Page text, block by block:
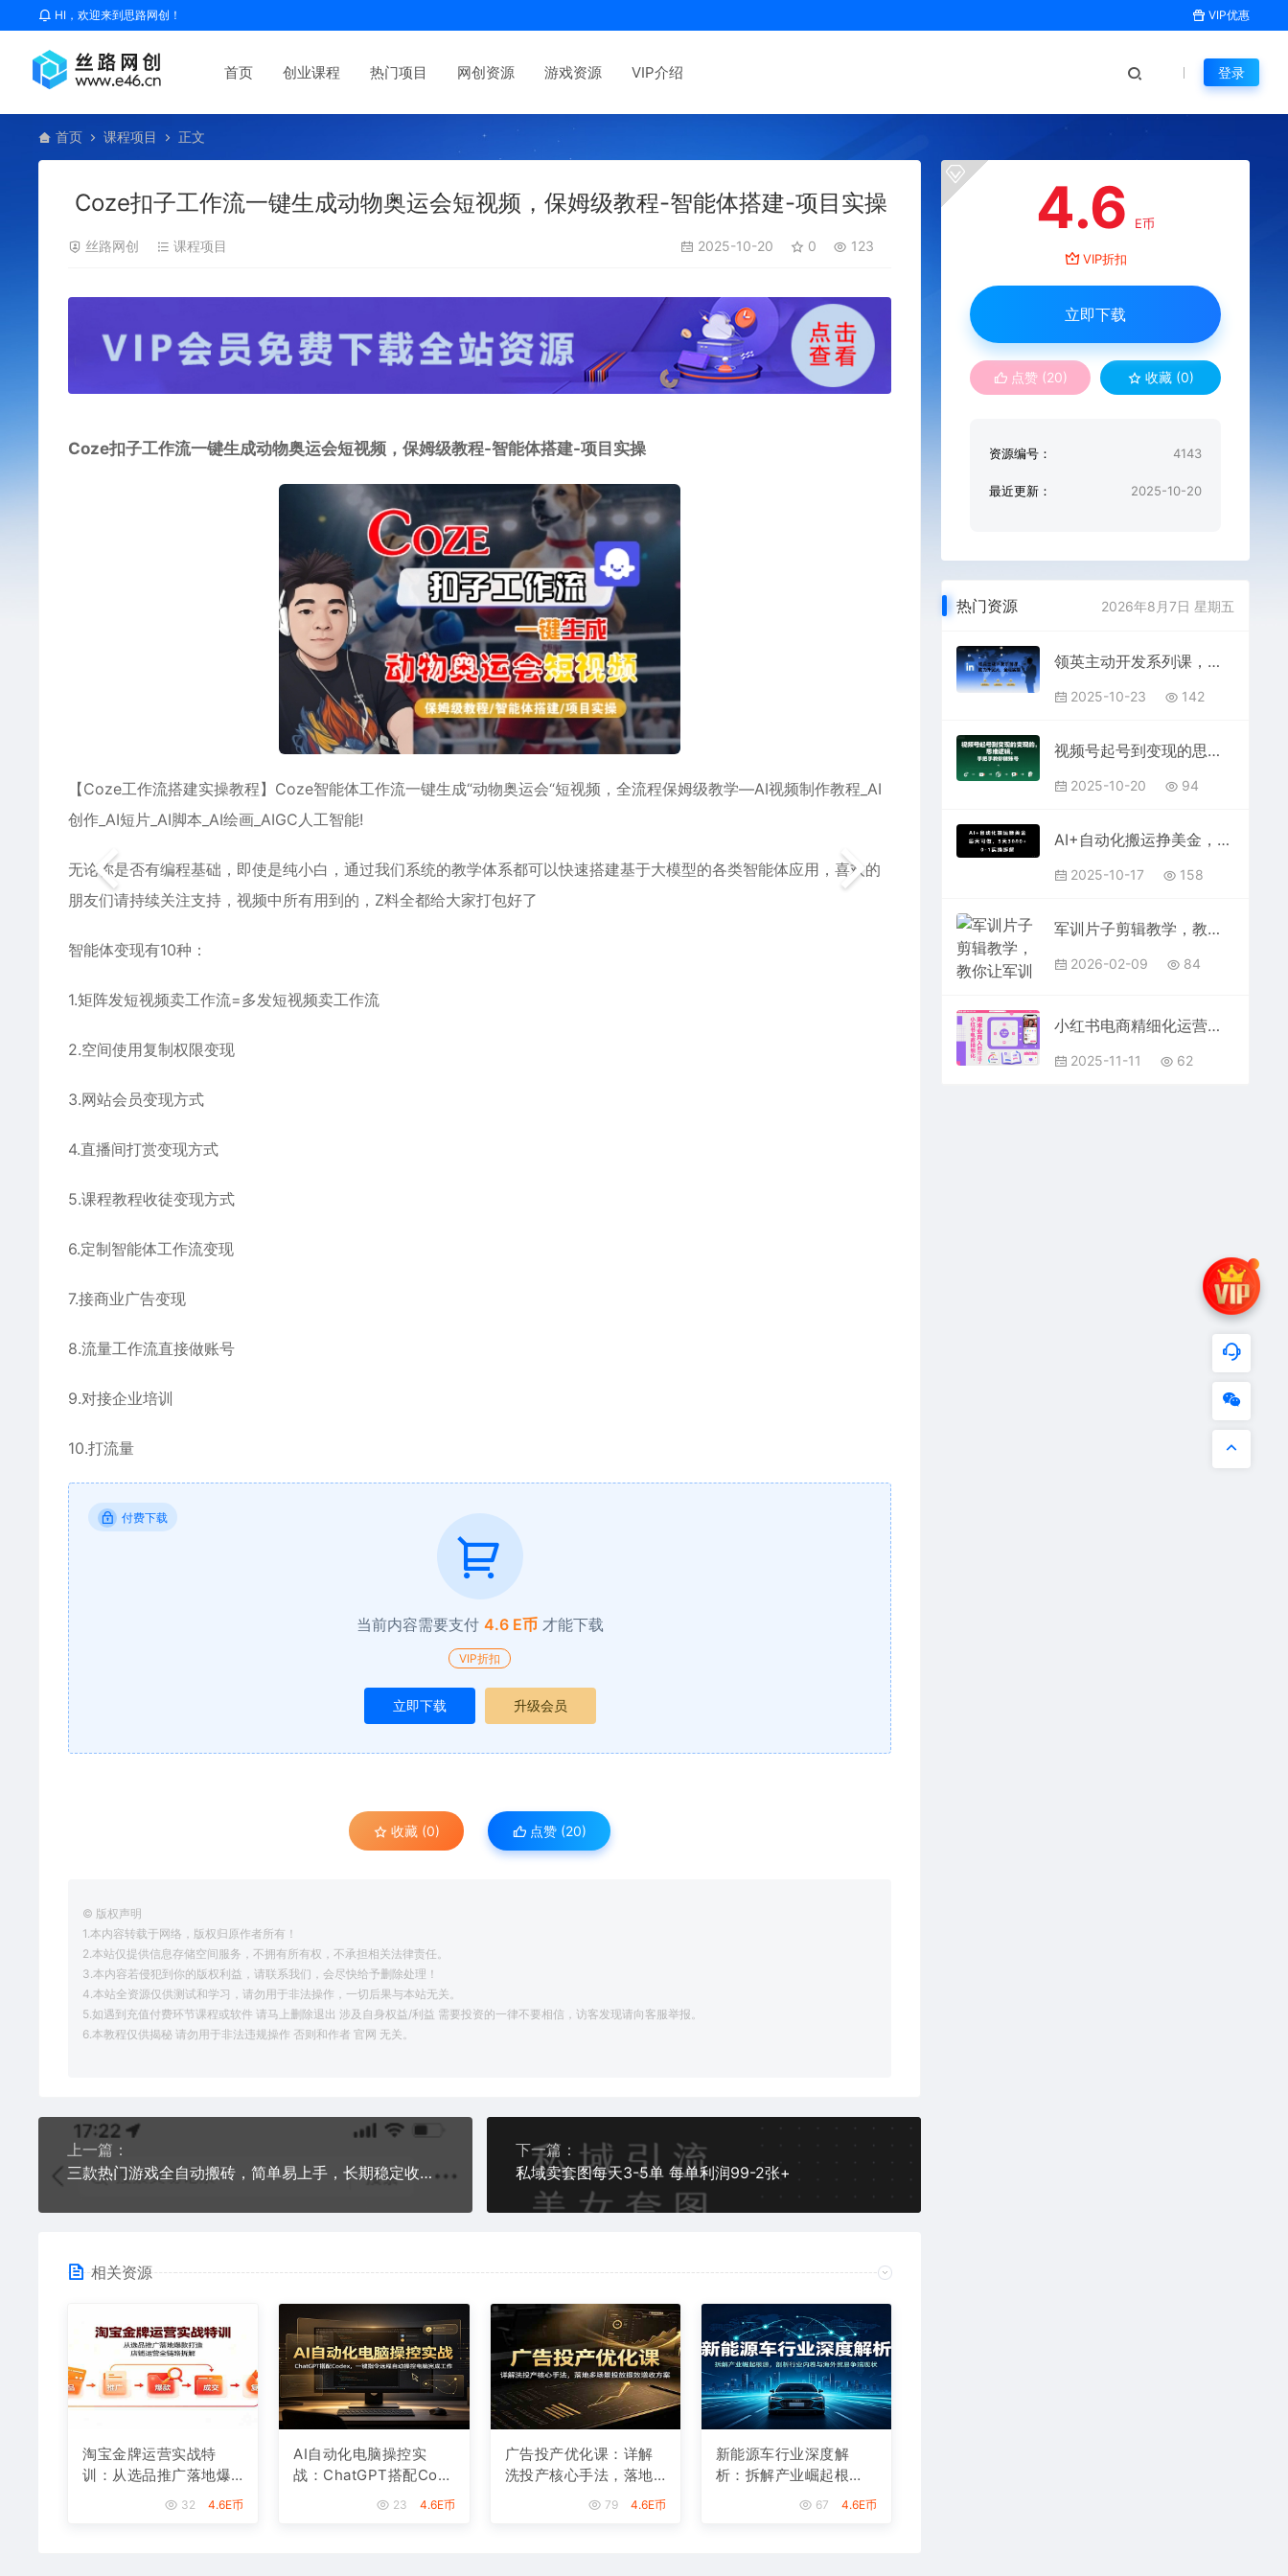
HI，欢迎来到思路网创！ VIP优惠
首页 创业课程 热门项目 网创资源 游戏资源 VIP介绍 登录
首页 课程项目 正文
Coze扣子工作流一键生成动物奥运会短视频，保姆级教程-智能体搭建-项目实操
丝路网创 课程项目 2025-10-20 0 123
Coze扣子工作流一键生成动物奥运会短视频，保姆级教程-智能体搭建-项目实操
【Coze工作流搭建实操教程】Coze智能体工作流一键生成“动物奥运会“短视频，全流程保姆级教学—AI视频制作教程_AI
创作_AI短片_AI脚本_AI绘画_AIGC人工智能!
无论你是否有编程基础，即使是纯小白，通过我们系统的教学体系都可以快速搭建基于大模型的各类智能体应用，喜欢的
朋友们请持续关注支持，视频中所有用到的，Z料全都给大家打包好了
智能体变现有10种：
1.矩阵发短视频卖工作流=多发短视频卖工作流
2.空间使用复制权限变现
3.网站会员变现方式
4.直播间打赏变现方式
5.课程教程收徒变现方式
6.定制智能体工作流变现
7.接商业广告变现
8.流量工作流直接做账号
9.对接企业培训
10.打流量
付费下载
当前内容需要支付 4.6 E币 才能下载
VIP折扣
立即下载 升级会员
收藏 (0) 点赞 (20)
© 版权声明
1.本内容转载于网络，版权归原作者所有！
2.本站仅提供信息存储空间服务，不拥有所有权，不承担相关法律责任。
3.本内容若侵犯到你的版权利益，请联系我们，会尽快给予删除处理！
4.本站全资源仅供测试和学习，请勿用于非法操作，一切后果与本站无关。
5.如遇到充值付费环节课程或软件 请马上删除退出 涉及自身权益/利益 需要投资的一律不要相信，访客发现请向客服举报。
6.本教程仅供揭秘 请勿用于非法违规操作 否则和作者 官网 无关。
上一篇：
三款热门游戏全自动搬砖，简单易上手，长期稳定收益，日入1k【揭秘】
下一篇：
私域卖套图每天3-5单 每单利润99-2张+
相关资源
淘宝金牌运营实战特
训：从选品推广落地爆
款打造，店铺运营全链
32 4.6E币
AI自动化电脑操控实
战：ChatGPT搭配Cod
ex，一键指令远程自动
23 4.6E币
广告投产优化课：详解
洗投产核心手法，落地
多场景投放提效增收方
79 4.6E币
新能源车行业深度解
析：拆解产业崛起根
源，剖析行业内卷与海
67 4.6E币
4.6 E币
VIP折扣
立即下载
点赞 (20) 收藏 (0)
资源编号： 4143
最近更新： 2025-10-20
热门资源 2026年8月7日 星期五
领英主动开发系列课，助力外贸人，全程实操
2025-10-23 142
视频号起号到变现的思维逻辑，手把手教你做账号
2025-10-20 94
AI+自动化搬运挣美金，每天可做，5天3k+，0-1实操拆解【揭秘】
2025-10-17 158
军训片子剪辑教学，教你让军训记忆更有质感
2026-02-09 84
小红书电商精细化运营全流程，周末副业月入1W+，全套方法都在这了
2025-11-11 62